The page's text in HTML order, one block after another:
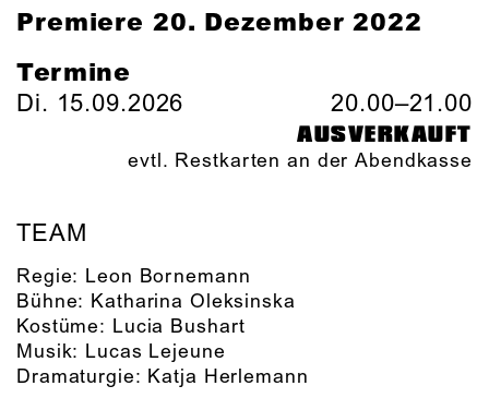
Premiere 20. Dezember 2022
Termine
Di. 15.09.2026 20.00–21.00
AUSVERKAUFT
evtl. Restkarten an der Abendkasse
TEAM
Regie: Leon Bornemann
Bühne: Katharina Oleksinska
Kostüme: Lucia Bushart
Musik: Lucas Lejeune
Dramaturgie: Katja Herlemann